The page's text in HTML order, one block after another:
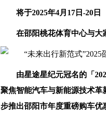
将于2025年4月17日-20日
在邵阳桃花体育中心与大
由星途星纪元冠名的「
聚焦智能汽车与新能源技术革
步推出邵阳市年度重磅购车优